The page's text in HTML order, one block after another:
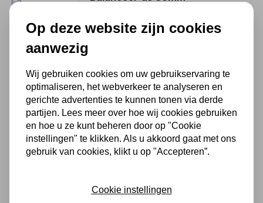
36,30
30,00 excl. BTW
Motorfiets Adapter voor
Balanceermachine
Zelfcentrerend
223,85
185,00 excl. BTW
Plaklood ijzer 12 x 5g 50
Op deze website zijn cookies
aanwezig
Wij gebruiken cookies om uw gebruikservaring te
optimaliseren, het webverkeer te analyseren en
gerichte advertenties te kunnen tonen via derde
partijen. Lees meer over hoe wij cookies gebruiken
en hoe u ze kunt beheren door op "Cookie
instellingen" te klikken. Als u akkoord gaat met ons
gebruik van cookies, klikt u op "Accepteren”.
Cookie instellingen